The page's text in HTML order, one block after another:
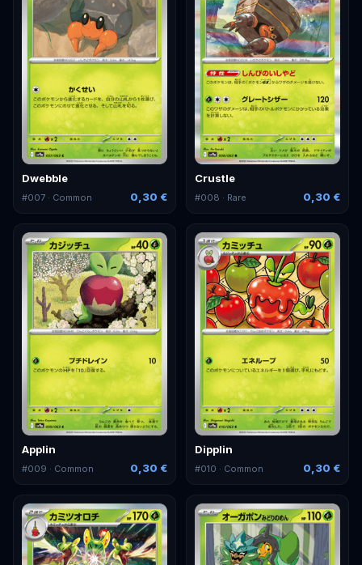
Dwebble
#007 · Common 0,30 €
Crustle
#008 · Rare 0,30 €
Applin
#009 · Common 0,30 €
Dipplin
#010 · Common 0,30 €